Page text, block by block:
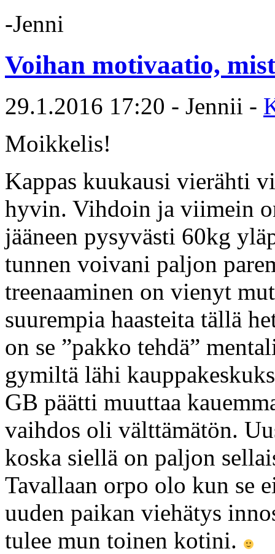
-Jenni
Voihan motivaatio,
29.1.2016 17:20 - Jennii -
Moikkelis!
Kappas kuukausi vierähti
hyvin. Vihdoin ja viimein
jääneen pysyvästi 60kg
tunnen voivani paljon
treenaaminen on vienyt
suurempia haasteita tällä
on se ”pakko tehdä”
gymiltä lähi
GB päätti muuttaa
vaihdos oli välttämätön.
koska siellä on paljon
Tavallaan orpo olo kun se
uuden paikan viehätys
tulee mun toinen kotini.